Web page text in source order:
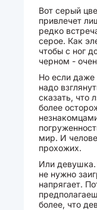
Вот серый
привлечет
редко
серое. Как
чтобы с ног
черном -
Но если даже
надо
сказать, что
более
мир. И
прохожих.
Или
не нужно
напрягает.
более, что